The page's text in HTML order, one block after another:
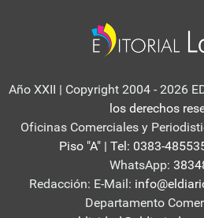
Año XXII | Copyright 2004 - 2026
los derechos
Oficinas Comerciales y
Piso "A" | Tel: 0383-
WhatsApp:
Redacción: E-Mail:
Departamento